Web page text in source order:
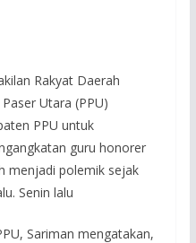
Rakyat Daerah
Utara (PPU)
PPU untuk
guru honorer
menjadi polemik sejak
Senin lalu
Sariman mengatakan,